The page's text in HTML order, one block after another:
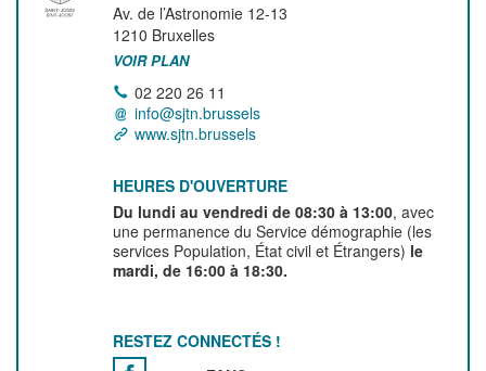
Av. de l’Astronomie 12-13
1210 Bruxelles
VOIR PLAN
02 220 26 11
info@sjtn.brussels
www.sjtn.brussels
HEURES D'OUVERTURE
Du lundi au vendredi de 08:30 à 13:00, avec
une permanence du Service démographie (les
services Population, État civil et Étrangers) le
mardi, de 16:00 à 18:30.
RESTEZ CONNECTÉS !